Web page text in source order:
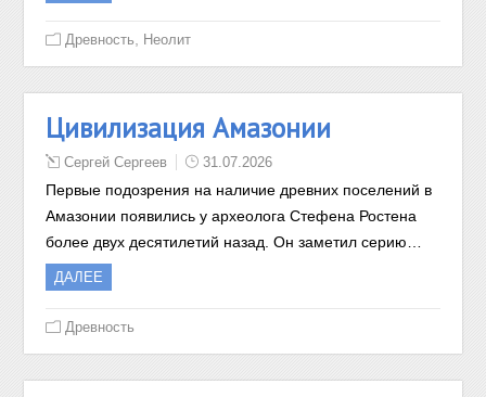
Древность, Неолит
Цивилизация Амазонии
Сергей Сергеев 31.07.2026
Первые подозрения на наличие древних поселений в
Амазонии появились у археолога Стефена Ростена
более двух десятилетий назад. Он заметил серию…
ДАЛЕЕ
Древность